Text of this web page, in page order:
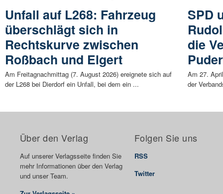
Unfall auf L268: Fahrzeug
überschlägt sich in
Rechtskurve zwischen
Roßbach und Elgert
Am Freitagnachmittag (7. August 2026) ereignete sich auf
der L268 bei Dierdorf ein Unfall, bei dem ein ...
SPD
die
Am 27.
der
Über den Verlag
Auf unserer Verlagsseite finden Sie
mehr Informationen über den Verlag
und unser Team.
Folgen Sie uns
RSS
Twitter